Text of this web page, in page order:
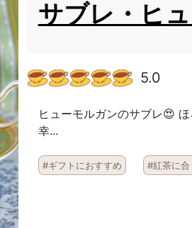
サブレ・ヒ
5.0
ヒューモルガンのサブレ😍
幸...
#ギフトにおすすめ #紅茶に合